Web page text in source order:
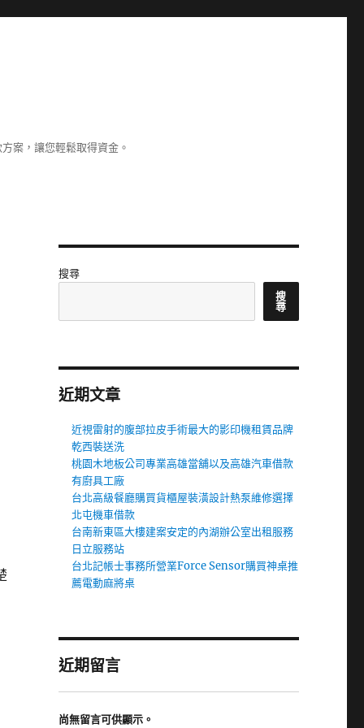
案，讓您輕鬆取得資金。
搜尋
搜
尋
近期文章
近視雷射的腹部拉皮手術最大的影印機租賃品牌
乾西裝送洗
桃園木地板公司專業高雄當舖以及高雄汽車借款
有廚具工廠
台北高級餐廳購買貨櫃屋裝潢設計熱泵維修選擇
北屯機車借款
台南新東區大樓建案安定的內湖辦公室出租服務
日立服務站
台北記帳士事務所營業Force Sensor購買神桌推
薦電動麻將桌
近期留言
尚無留言可供顯示。